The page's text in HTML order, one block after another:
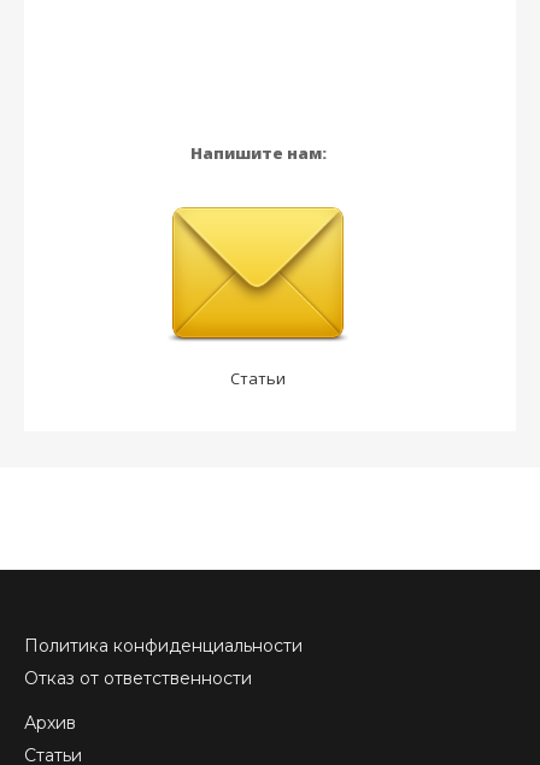
Напишите нам:
Статьи
Политика конфиденциальности
Отказ от ответственности
Архив
Статьи